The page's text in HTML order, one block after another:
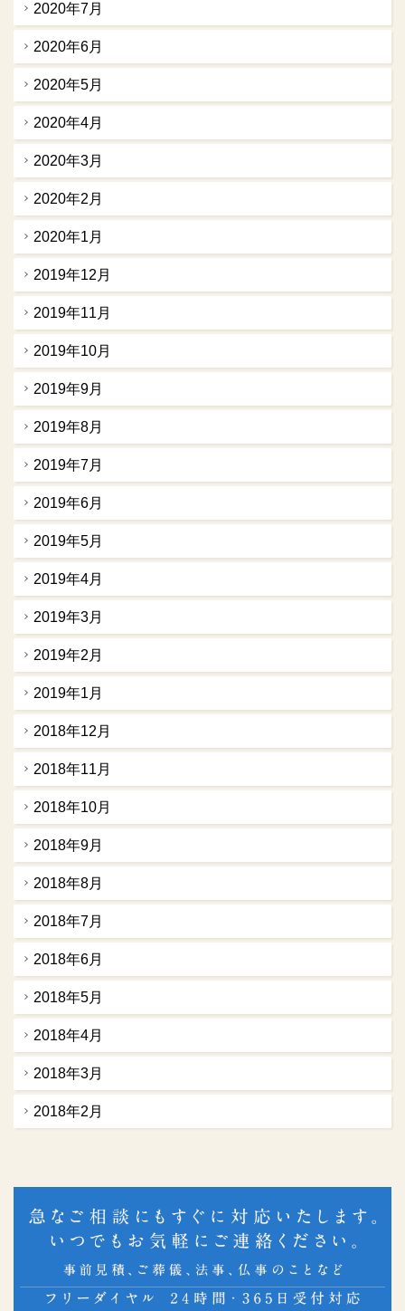
2020年7月
2020年6月
2020年5月
2020年4月
2020年3月
2020年2月
2020年1月
2019年12月
2019年11月
2019年10月
2019年9月
2019年8月
2019年7月
2019年6月
2019年5月
2019年4月
2019年3月
2019年2月
2019年1月
2018年12月
2018年11月
2018年10月
2018年9月
2018年8月
2018年7月
2018年6月
2018年5月
2018年4月
2018年3月
2018年2月